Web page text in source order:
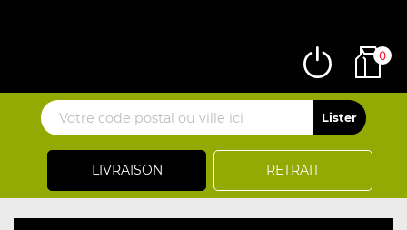
LIVRAISON RETRAIT
0